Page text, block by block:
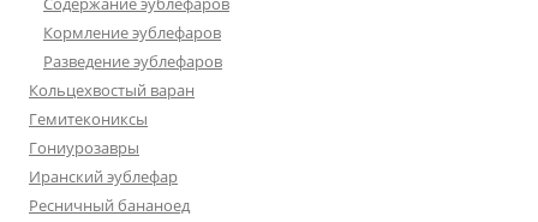
Кормление эублефаров
Разведение эублефаров
Кольцехвостый варан
Гемитекониксы
Гониурозавры
Иранский эублефар
Ресничный бананоед